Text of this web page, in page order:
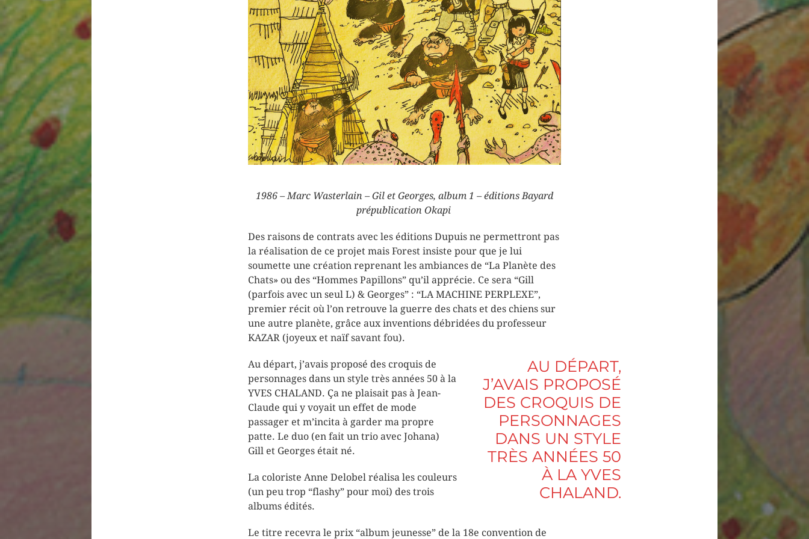
1986 – Marc Wasterlain – Gil et Georges, album 1 – éditions Bayard
prépublication Okapi
Des raisons de contrats avec les éditions Dupuis ne permettront pas
la réalisation de ce projet mais Forest insiste pour que je lui
soumette une création reprenant les ambiances de “La Planète des
Chats» ou des “Hommes Papillons” qu’il apprécie. Ce sera “Gill
(parfois avec un seul L) & Georges” : “LA MACHINE PERPLEXE”,
premier récit où l’on retrouve la guerre des chats et des chiens sur
une autre planète, grâce aux inventions débridées du professeur
KAZAR (joyeux et naïf savant fou).
AU DÉPART,
J’AVAIS PROPOSÉ
DES CROQUIS DE
PERSONNAGES
DANS UN STYLE
TRÈS ANNÉES 50
À LA YVES
CHALAND.
Au départ, j’avais proposé des croquis de
personnages dans un style très années 50 à la
YVES CHALAND. Ça ne plaisait pas à Jean-
Claude qui y voyait un effet de mode
passager et m’incita à garder ma propre
patte. Le duo (en fait un trio avec Johana)
Gill et Georges était né.
La coloriste Anne Delobel réalisa les couleurs
(un peu trop “flashy” pour moi) des trois
albums édités.
Le titre recevra le prix “album jeunesse” de la 18e convention de